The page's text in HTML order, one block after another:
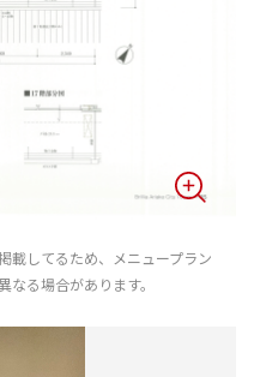
載してるため、メニュープラン
る場合があります。